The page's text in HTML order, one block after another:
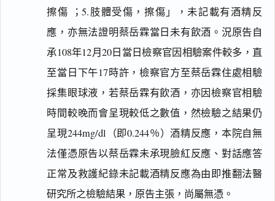
擦傷 ；5.肢體受傷，擦傷」，未記載有酒精反
應，亦無法證明蔡岳霖當日未有飲酒。況原告自
承108年12月20日當日檢察官因相驗案件較多，直
至當日下午17時許，檢察官方至蔡岳霖住處相驗
採集眼球液，若蔡岳霖有飲酒，亦因檢察官相驗
時間較晚而會呈現較低之數值，然檢驗之結果仍
呈現244mg/dl（即0.244％）酒精反應，本院自無
法僅憑原告以蔡岳霖未承現臉紅反應、對話應答
正常及救護紀錄未記載酒精反應為由即推翻法醫
研究所之檢驗結果，原告主張，尚屬無憑。